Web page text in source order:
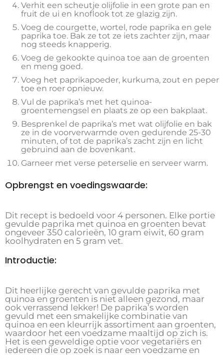
Verhit een scheutje olijfolie in een grote pan en
fruit de ui en knoflook tot ze glazig zijn.
Voeg de courgette, wortel, rode paprika en gele
paprika toe. Bak ze tot ze iets zachter zijn, maar
nog steeds knapperig.
Voeg de gekookte quinoa toe aan de groenten
en meng goed.
Voeg het paprikapoeder, kurkuma, zout en peper
toe en roer opnieuw.
Vul de paprika’s met het quinoa-
groentemengsel en plaats ze op een bakplaat.
Besprenkel de paprika’s met wat olijfolie en bak
ze in de voorverwarmde oven gedurende 25-30
minuten, of tot de paprika’s zacht zijn en licht
gebruind aan de bovenkant.
Garneer met verse peterselie en serveer warm.
Opbrengst en voedingswaarde:
Dit recept is bedoeld voor 4 personen. Elke portie
gevulde paprika met quinoa en groenten bevat
ongeveer 350 calorieën, 10 gram eiwit, 60 gram
koolhydraten en 5 gram vet.
Introductie:
Dit heerlijke gerecht van gevulde paprika met
quinoa en groenten is niet alleen gezond, maar
ook verrassend lekker! De paprika’s worden
gevuld met een smakelijke combinatie van
quinoa en een kleurrijk assortiment aan groenten,
waardoor het een voedzame maaltijd op zich is.
Het is een geweldige optie voor vegetariërs en
iedereen die op zoek is naar een voedzame en